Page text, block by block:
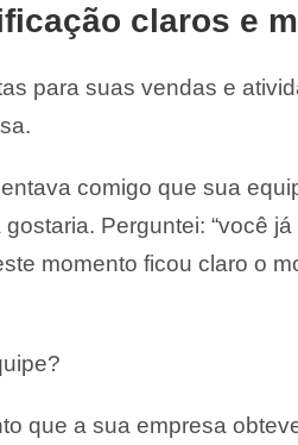
claros e
para suas vendas e
comigo que sua
Perguntei: “você
momento ficou claro o
que a sua empresa